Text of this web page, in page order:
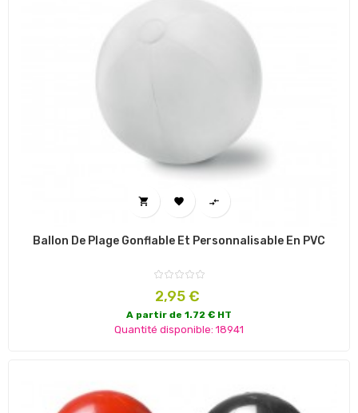
  
Ballon De Plage Gonflable Et Personnalisable En PVC
Prix
2,95 €
A partir de 1.72 € HT
Quantité disponible: 18941